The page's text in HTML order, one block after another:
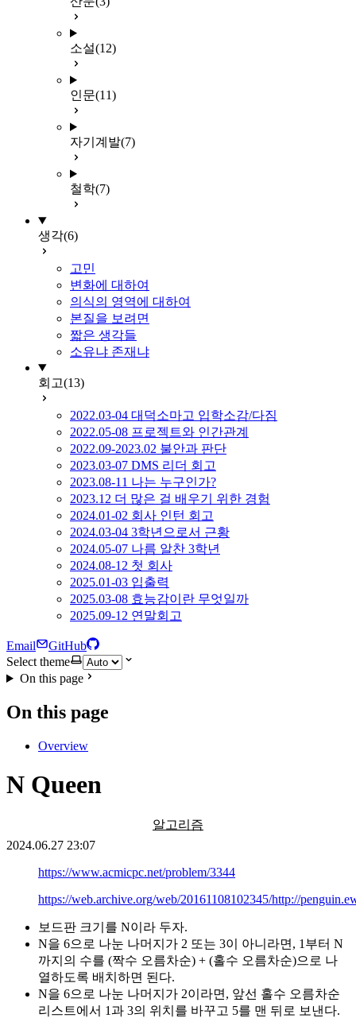
소설(12)
인문(11)
자기계발(7)
철학(7)
생각(6)
고민
변화에 대하여
의식의 영역에 대하여
본질을 보려면
짧은 생각들
소유냐 존재냐
회고(13)
2022.03-04 대덕소마고 입학소감/다짐
2022.05-08 프로젝트와 인간관계
2022.09-2023.02 불안과 판단
2023.03-07 DMS 리더 회고
2023.08-11 나는 누구인가?
2023.12 더 많은 걸 배우기 위한 경험
2024.01-02 회사 인턴 회고
2024.03-04 3학년으로서 근황
2024.05-07 나름 알찬 3학년
2024.08-12 첫 회사
2025.01-03 입출력
2025.03-08 효능감이란 무엇일까
2025.09-12 연말회고
Email
GitHub
Select theme
On this page
On this page
Overview
N Queen
알고리즘
2024.06.27 23:07
https://www.acmicpc.net/problem/3344
https://web.archive.org/web/20161108102345/http://
보드판 크기를 N이라 두자.
N을 6으로 나눈 나머지가 2 또는 3이 아니라면, 1부터 N
까지의 수를 (짝수 오름차순) + (홀수 오름차순)으로 나
열하도록 배치하면 된다.
N을 6으로 나눈 나머지가 2이라면, 앞선 홀수 오름차순
리스트에서 1과 3의 위치를 바꾸고 5를 맨 뒤로 보낸다.